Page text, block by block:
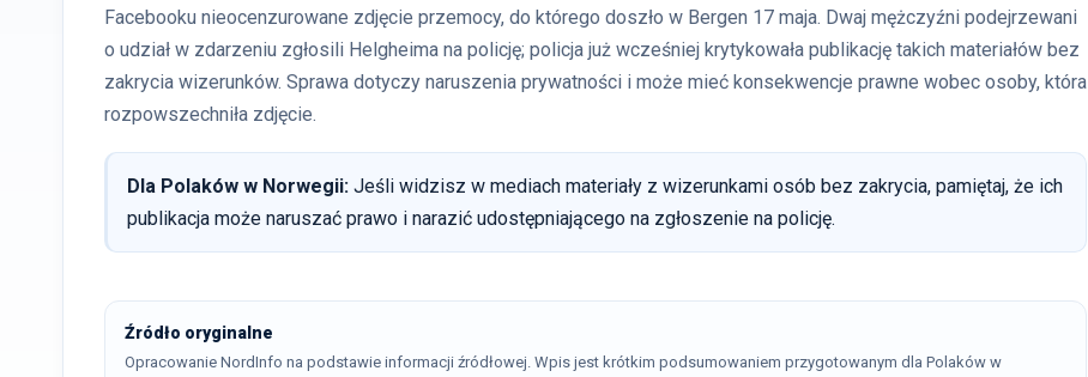
Facebooku nieocenzurowane zdjęcie przemocy, do którego doszło w Bergen 17 maja. Dwaj mężczyźni podejrzewani
o udział w zdarzeniu zgłosili Helgheima na policję; policja już wcześniej krytykowała publikację takich materiałów bez
zakrycia wizerunków. Sprawa dotyczy naruszenia prywatności i może mieć konsekwencje prawne wobec osoby, która
rozpowszechniła zdjęcie.
Dla Polaków w Norwegii: Jeśli widzisz w mediach materiały z wizerunkami osób bez zakrycia, pamiętaj, że ich
publikacja może naruszać prawo i narazić udostępniającego na zgłoszenie na policję.
Źródło oryginalne
Opracowanie NordInfo na podstawie informacji źródłowej. Wpis jest krótkim podsumowaniem przygotowanym dla Polaków w